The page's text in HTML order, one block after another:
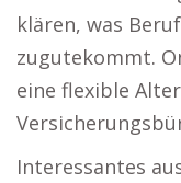
klären, was
zugutekommt.
eine flexible
Interessantes